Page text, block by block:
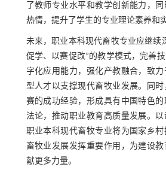
了教师专业水平和教学创新能力，
热情，提升了学生的专业理论素养和
未来，职业本科现代畜牧专业应继续
促学、以赛促改”的教学模式，完善
字化应用能力，强化产教融合，致
型人才以支撑现代畜牧业发展。同
赛的成功经验，形成具有中国特色
法论，推动职业教育高质量发展。以
职业本科现代畜牧专业将为国家乡
畜牧业发展发挥重要作用，为建设
献更多力量。